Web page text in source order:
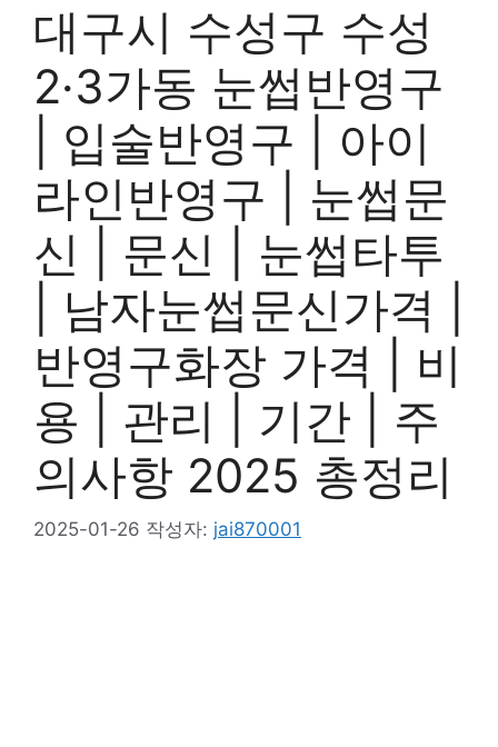
대구시 수성구 수성
2·3가동 눈썹반영구
| 입술반영구 | 아이
라인반영구 | 눈썹문
신 | 문신 | 눈썹타투
| 남자눈썹문신가격 |
반영구화장 가격 | 비
용 | 관리 | 기간 | 주
의사항 2025 총정리
2025-01-26 작성자: jai870001